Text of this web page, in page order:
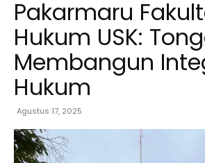
Pakarmaru
Hukum USK:
Membangun
Hukum
Agustus 17, 2025